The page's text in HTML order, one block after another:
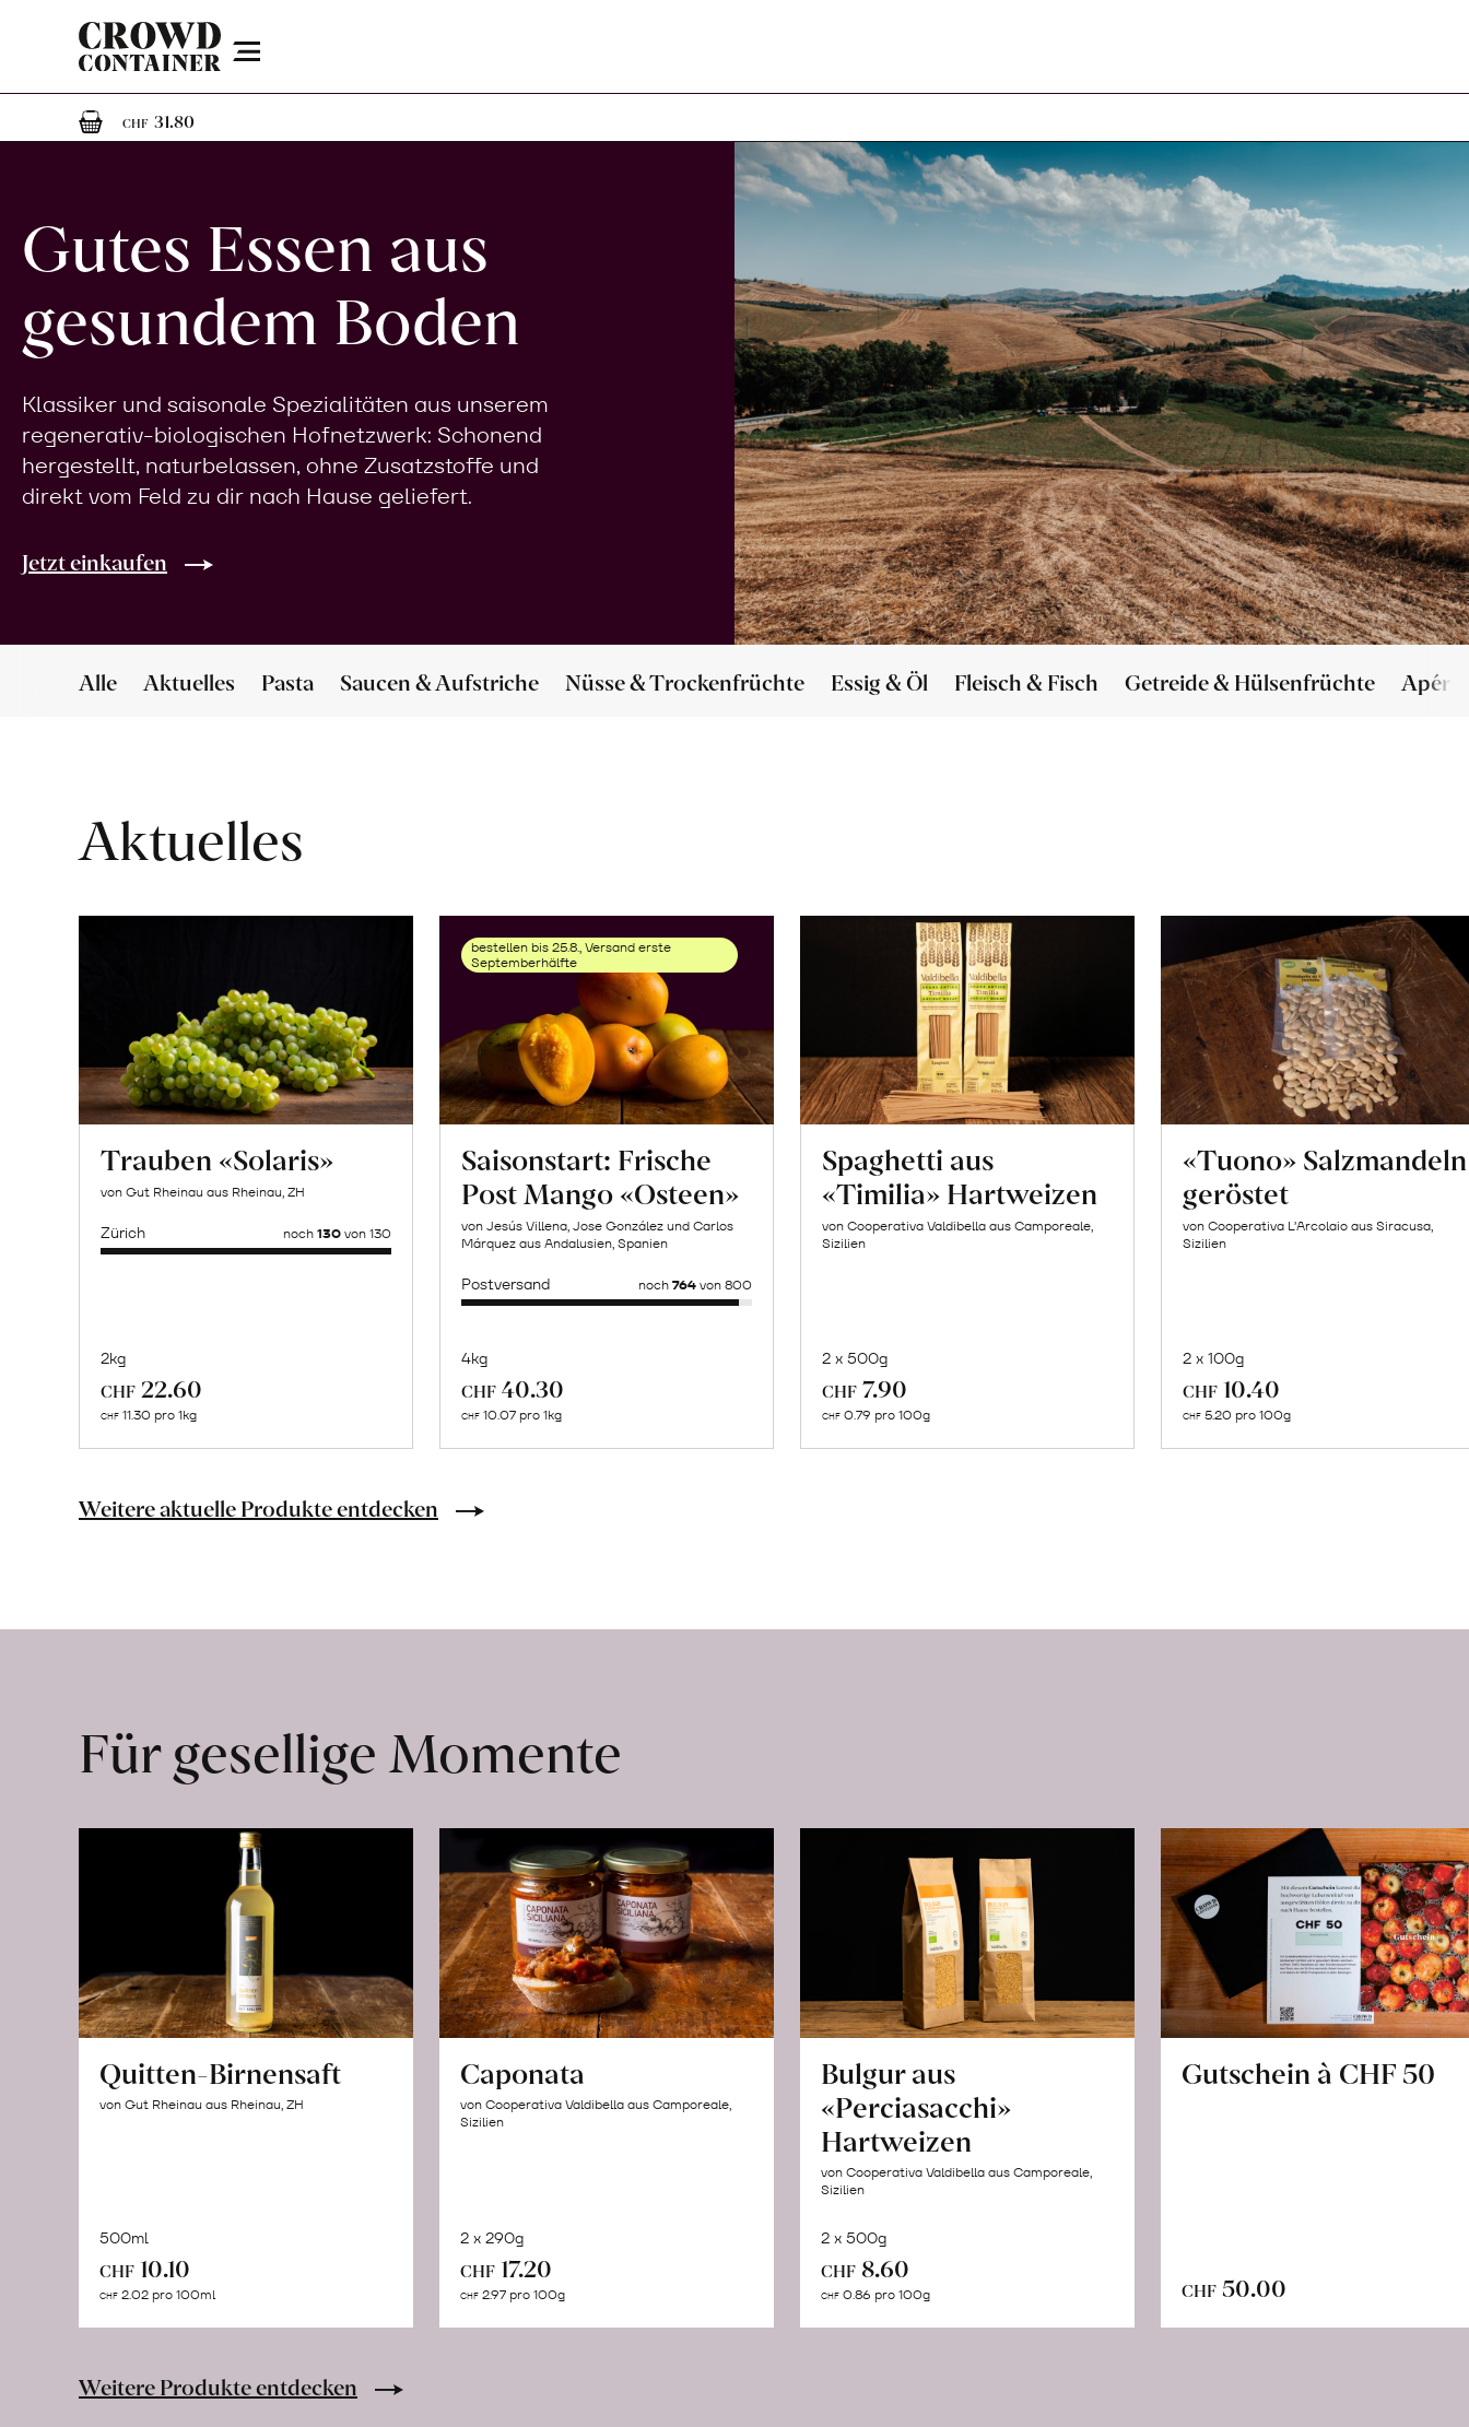
Menu
CHF 31.801 Artikel im Warenkorb
Gutes Essen aus
gesundem Boden
Klassiker und saisonale Spezialitäten aus unserem
regenerativ-biologischen Hofnetzwerk: Schonend
hergestellt, naturbelassen, ohne Zusatzstoffe und
direkt vom Feld zu dir nach Hause geliefert.
Jetzt einkaufen
Alle Aktuelles Pasta Saucen & Aufstriche Nüsse & Trockenfrüchte Essig & Öl Fleisch & Fisch Getreide & Hülsenfrüchte Apéro
Aktuelles
Trauben «Solaris»
von Gut Rheinau aus Rheinau, ZH
Zürich noch 130von 130
2kg
CHF 22.60
CHF 11.30 pro 1kg
Biohof
erfahren
bestellen bis 25.8., Versand erste
Septemberhälfte
Saisonstart: Frische
Post Mango «Osteen»
von Jesús Villena, Jose González und Carlos
Márquez aus Andalusien, Spanien
Postversand noch 764von 800
4kg
CHF 40.30
CHF 10.07 pro 1kg
Biohof
Spaghetti aus
«Timilia» Hartweizen
von Cooperativa Valdibella aus Camporeale,
Sizilien
2 x 500g
CHF 7.90
CHF 0.79 pro 100g
«Tuono» Salzmandeln
geröstet
von Cooperativa L’Arcolaio aus Siracusa,
Sizilien
2 x 100g
CHF 10.40
CHF 5.20 pro 100g
Weitere aktuelle Produkte entdecken
Für gesellige Momente
Quitten-Birnensaft
von Gut Rheinau aus Rheinau, ZH
500ml
CHF 10.10
CHF 2.02 pro 100ml
Caponata
von Cooperativa Valdibella aus Camporeale,
Sizilien
2 x 290g
CHF 17.20
CHF 2.97 pro 100g
Bulgur aus
«Perciasacchi»
Hartweizen
von Cooperativa Valdibella aus Camporeale,
Sizilien
2 x 500g
CHF 8.60
CHF 0.86 pro 100g
Gutschein à CHF 50
CHF 50.00
Warenkorb
Weitere Produkte entdecken